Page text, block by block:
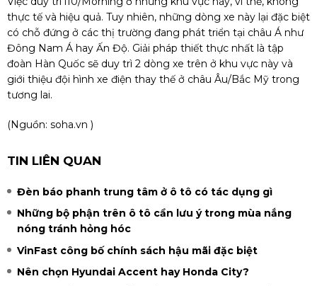
thực tế và hiệu quả. Tuy nhiên, những dòng xe này lại đặc biệt
có chỗ đứng ở các thị trường đang phát triển tại châu Á như
Đông Nam Á hay Ấn Độ. Giải pháp thiết thực nhất là tập
đoàn Hàn Quốc sẽ duy trì 2 dòng xe trên ở khu vực này và
giới thiệu đội hình xe điện thay thế ở châu Âu/Bắc Mỹ trong
tương lai.
(Nguồn: soha.vn )
TIN LIÊN QUAN
Đèn báo phanh trung tâm ở ô tô có tác dụng gì
Những bộ phận trên ô tô cần lưu ý trong mùa nắng
nóng tránh hỏng hóc
VinFast công bố chính sách hậu mãi đặc biệt
Nên chọn Hyundai Accent hay Honda City?